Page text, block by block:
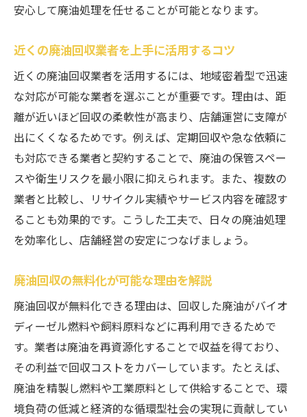
安心して廃油処理を任せることが可能となります。
近くの廃油回収業者を上手に活用するコツ
近くの廃油回収業者を活用するには、地域密着型で迅速
な対応が可能な業者を選ぶことが重要です。理由は、距
離が近いほど回収の柔軟性が高まり、店舗運営に支障が
出にくくなるためです。例えば、定期回収や急な依頼に
も対応できる業者と契約することで、廃油の保管スペー
スや衛生リスクを最小限に抑えられます。また、複数の
業者と比較し、リサイクル実績やサービス内容を確認す
ることも効果的です。こうした工夫で、日々の廃油処理
を効率化し、店舗経営の安定につなげましょう。
廃油回収の無料化が可能な理由を解説
廃油回収が無料化できる理由は、回収した廃油がバイオ
ディーゼル燃料や飼料原料などに再利用できるためで
す。業者は廃油を再資源化することで収益を得ており、
その利益で回収コストをカバーしています。たとえば、
廃油を精製し燃料や工業原料として供給することで、環
境負荷の低減と経済的な循環型社会の実現に貢献してい